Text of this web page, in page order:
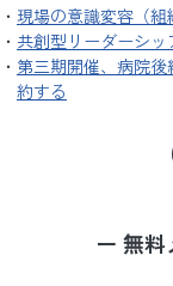
現場の意識変容（
共創型リーダーシ
第三期開催、病院
約する
ー 無